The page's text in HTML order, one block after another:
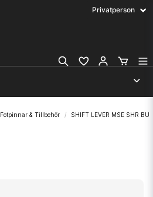
Fotpinnar & Tillbehör SHIFT LEVER MSE SHR BU